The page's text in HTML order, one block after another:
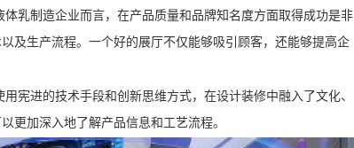
乳制造企业而言，在产品质量和品牌知名度方面取得成功是非
及生产流程。一个好的展厅不仅能够吸引顾客，还能够提高企
宪进的技术手段和创新思维方式，在设计装修中融入了文化、
更加深入地了解产品信息和工艺流程。